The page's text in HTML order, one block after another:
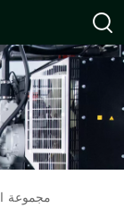
مجموعة